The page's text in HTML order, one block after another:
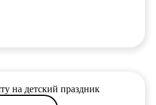
на детский праздник